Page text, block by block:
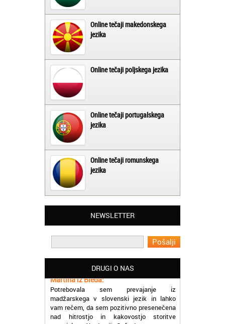
Online tečaji makedonskega
jezika
Online tečaji poljskega jezika
Online tečaji portugalskega
jezika
Online tečaji romunskega
jezika
NEWSLETTER
DRUGI O NAS
Matjaž iz Ajdovščine:
Lahko pohvalim vse zaposlene v Akademiji
Oxford, ker so resnično profesionalni in
prevajalske storitve opravljajo hitro in
Potrebovala sem prevajanje iz
madžarskega v slovenski jezik in lahko
vam rečem, da sem pozitivno presenečena
nad hitrostjo in kakovostjo storitve
prevajalcev Akademije Oxford.